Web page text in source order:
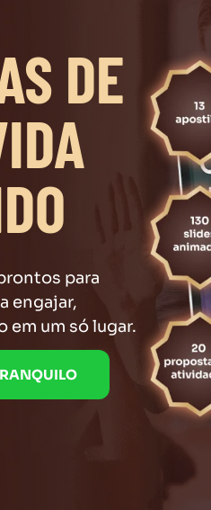
DE
para
engajar,
em um só lugar.